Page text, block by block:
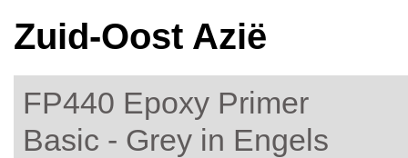
Zuid-Oost Azië
FP440 Epoxy Primer
Basic - Grey in Engels